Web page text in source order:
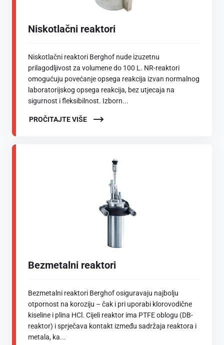
Niskotlačni reaktori
Niskotlačni reaktori Berghof nude izuzetnu
prilagodljivost za volumene do 100 L. NR-reaktori
omogućuju povećanje opsega reakcija izvan normalnog
laboratorijskog opsega reakcija, bez utjecaja na
sigurnost i fleksibilnost. Izborn...
PROČITAJTE VIŠE
Bezmetalni reaktori
Bezmetalni reaktori Berghof osiguravaju najbolju
otpornost na koroziju – čak i pri uporabi klorovodične
kiseline i plina HCl. Cijeli reaktor ima PTFE oblogu (DB-
reaktor) i sprječava kontakt između sadržaja reaktora i
metala, ka...